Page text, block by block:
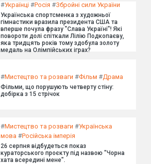
#Українці #Росія #Збройні сили України
Українська спортсменка з художньої
гімнастики вразила президента США та
вперше почула фразу "Слава Україні"! Які
повороти долі спіткали Лілію Подкопаєву,
яка тридцять років тому здобула золоту
медаль на Олімпійських іграх?
#Мистецтво та розваги #Фільм #Драма
Фільми, що порушують четверту стіну:
добірка з 15 стрічок
#Мистецтво та розваги #Українська
мова #Російська імперія
26 серпня відбудеться показ
кураторського проєкту під назвою "Чорна
хата всередині мене".